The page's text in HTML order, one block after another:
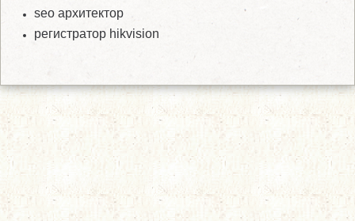
seo архитектор
регистратор hikvision